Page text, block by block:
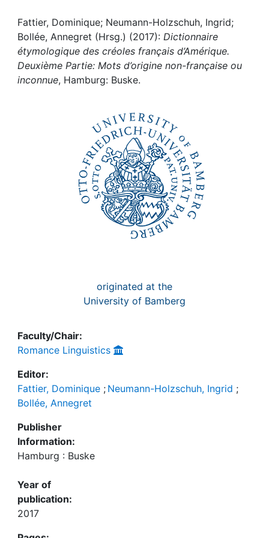
My FIS
Help
Fattier, Dominique; Neumann-Holzschuh, Ingrid;
Bollée, Annegret (Hrsg.) (2017): Dictionnaire
étymologique des créoles français d’Amérique.
Deuxième Partie: Mots d’origine non-française ou
inconnue, Hamburg: Buske.
originated at the
University of Bamberg
Faculty/Chair:
Romance Linguistics
Editor:
Fattier, Dominique ; Neumann-Holzschuh, Ingrid ;
Bollée, Annegret
Publisher
Information:
Hamburg : Buske
Year of
publication:
2017